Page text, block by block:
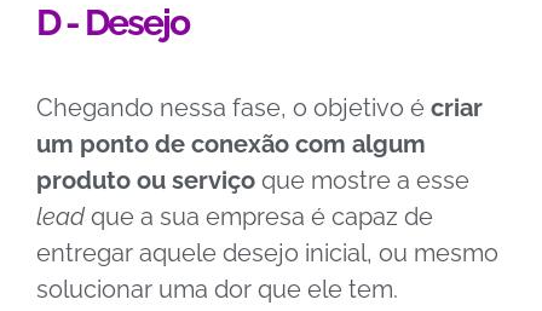
D - Desejo
Chegando nessa fase, o objetivo é criar
um ponto de conexão com algum
produto ou serviço que mostre a esse
lead que a sua empresa é capaz de
entregar aquele desejo inicial, ou mesmo
solucionar uma dor que ele tem.